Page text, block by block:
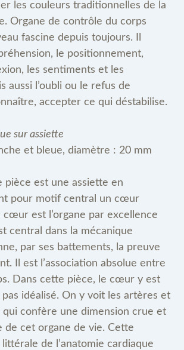
les couleurs traditionnelles de la
Organe de contrôle du corps
fascine depuis toujours. Il
le positionnement,
les sentiments et les
aussi l’oubli ou le refus de
accepter ce qui déstabilise.
sur assiette
et bleue, diamètre : 20 mm
pièce est une assiette en
pour motif central un cœur
cœur est l’organe par excellence
central dans la mécanique
par ses battements, la preuve
Il est l’association absolue entre
Dans cette pièce, le cœur y est
pas idéalisé. On y voit les artères et
qui confère une dimension crue et
de cet organe de vie. Cette
de l’anatomie cardiaque